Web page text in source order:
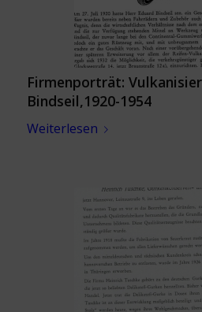
Firmenporträt:
Bindseil,1920-1954
Weiterlesen